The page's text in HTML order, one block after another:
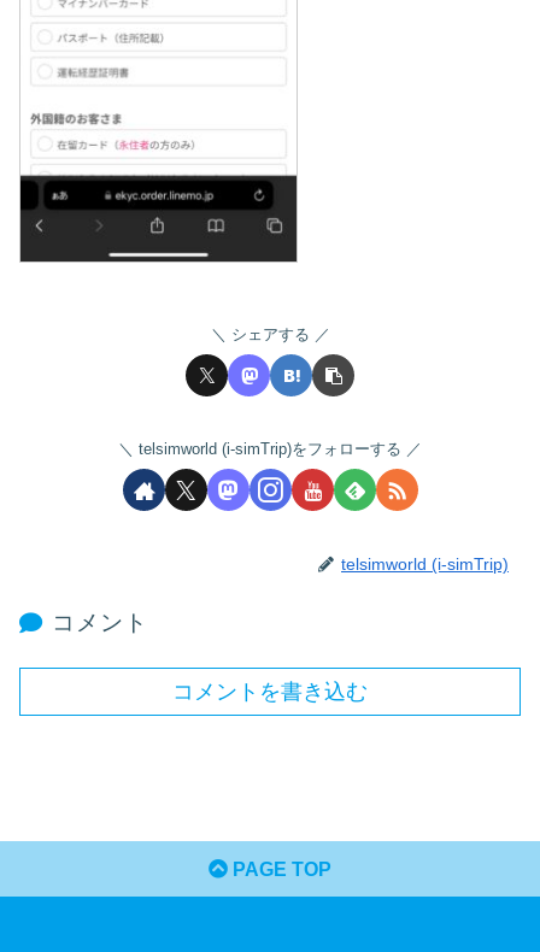
シェアする
telsimworld (i-simTrip)をフォローする
telsimworld (i-simTrip)
コメント
コメントを書き込む
PAGE TOP